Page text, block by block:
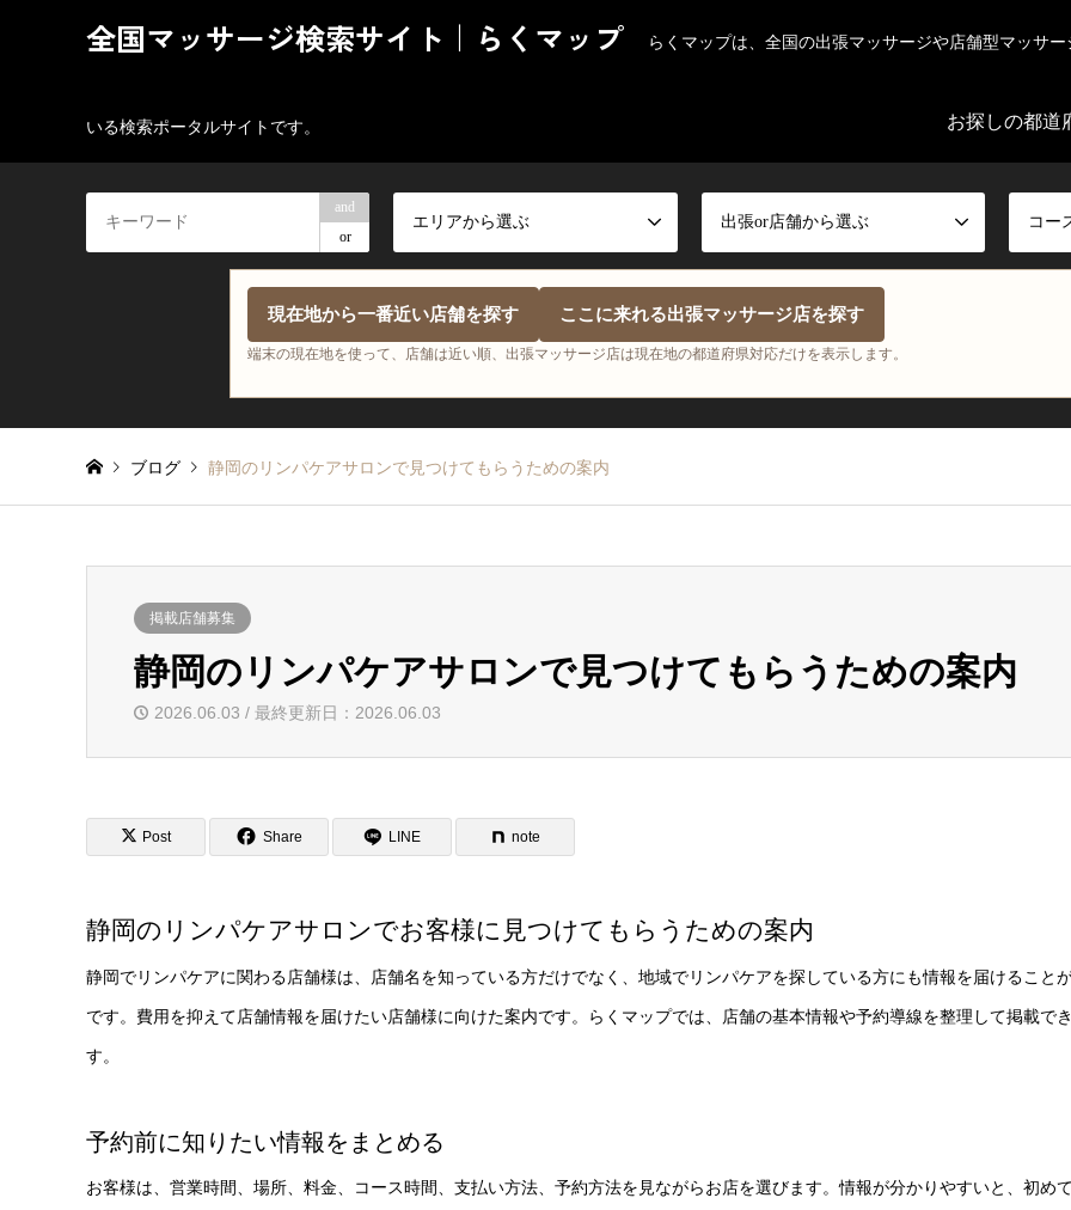
全国マッサージ検索サイト｜らくマップ らくマップは、全国の出張マッサージや店舗型マッサ
いる検索ポータルサイトです。 お探しの都道
and
or
エリアから選ぶ 出張or店舗から選ぶ コー
現在地から一番近い店舗を探す ここに来れる出張マッサージ店を探す
端末の現在地を使って、店舗は近い順、出張マッサージ店は現在地の都道府県対応だけを表示します。
ブログ 静岡のリンパケアサロンで見つけてもらうための案内
掲載店舗募集
静岡のリンパケアサロンで見つけてもらうための案内
2026.06.03 / 最終更新日：2026.06.03
Post Share LINE note
静岡のリンパケアサロンでお客様に見つけてもらうための案内
静岡でリンパケアに関わる店舗様は、店舗名を知っている方だけでなく、地域でリンパケアを探している方にも情報を届けること
です。費用を抑えて店舗情報を届けたい店舗様に向けた案内です。らくマップでは、店舗の基本情報や予約導線を整理して掲載で
す。
予約前に知りたい情報をまとめる
お客様は、営業時間、場所、料金、コース時間、支払い方法、予約方法を見ながらお店を選びます。情報が分かりやすいと、初め